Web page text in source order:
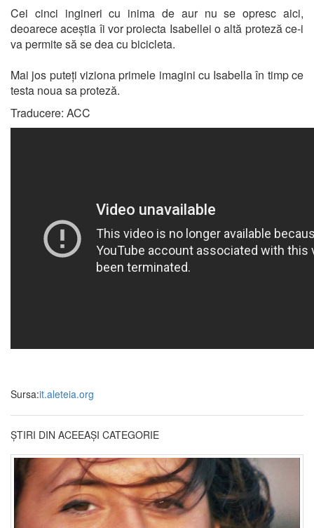
Cei cinci ingineri cu inima de aur nu se opresc aici,
deoarece aceștia îi vor proiecta Isabellei o altă proteză ce-i
va permite să se dea cu bicicleta.
Mai jos puteți viziona primele imagini cu Isabella în timp ce
testa noua sa proteză.
Traducere: ACC
Sursa:it.aleteia.org
ȘTIRI DIN ACEEAȘI CATEGORIE